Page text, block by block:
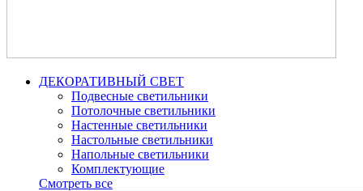
ДЕКОРАТИВНЫЙ СВЕТ
Подвесные светильники
Потолочные светильники
Настенные светильники
Настольные светильники
Напольные светильники
Комплектующие
Смотреть все